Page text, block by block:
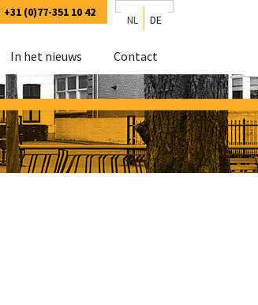
+31 (0)77-351 10 42
NL DE
In het nieuws Contact